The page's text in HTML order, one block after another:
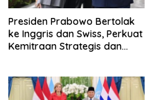
Presiden Prabowo Bertolak
ke Inggris dan Swiss, Perkuat
Kemitraan Strategis dan